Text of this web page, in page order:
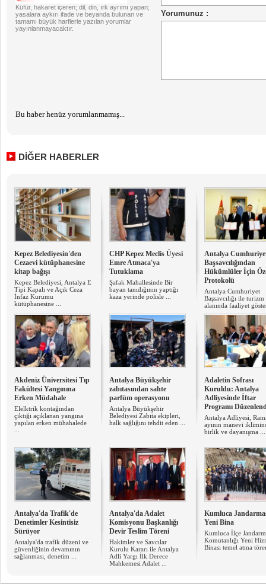
Küfür, hakaret içeren; dil, din, ırk ayrımı yapan;
yasalara aykırı ifade ve beyanda bulunan ve
tamamı büyük harflerle yazılan yorumlar
yayınlanmayacaktır.
Bu haber henüz yorumlanmamış...
DİĞER HABERLER
Kepez Belediyesin'den
Cezaevi kütüphanesine
kitap bağışı
Kepez Belediyesi, Antalya E
Tipi Kapalı ve Açık Ceza
İnfaz Kurumu
kütüphanesine ...
CHP Kepez Meclis Üyesi
Emre Atmaca'ya
Tutuklama
Şafak Mahallesinde Bir
bayan tanıdığının yaptığı
kaza yerinde polisle ...
Antalya
Başsavcılığından
Hükümlüler İçin
Protokolü
Antalya Cumhuriyet
Başsavcılığı ile turizm
alanında faaliyet
Akdeniz Üniversitesi Tıp
Fakültesi Yangınına
Erken Müdahale
Elelktrik kontağından
çıktığı açıklanan yangına
yapılan erken mühahalede
Antalya Büyükşehir
zabıtasından sahte
parfüm operasyonu
Antalya Büyükşehir
Belediyesi Zabıta ekipleri,
halk sağlığını tehdit eden ...
Adaletin Sofrası
Kuruldu: Antalya
Adliyesinde İftar
Programı
Antalya Adliyesi,
ayının manevi
birlik ve dayanışma ...
Antalya'da Trafik'de
Denetimler Kesintisiz
Sürüyor
Antalya'da trafik düzeni ve
güvenliğinin devamının
sağlanması, denetim ...
Antalya'da Adalet
Komisyonu Başkanlığı
Devir Teslim Töreni
Hakimler ve Savcılar
Kurulu Kararı ile Antalya
Adli Yargı İlk Derece
Mahkemesi Adalet ...
Kumluca
Yeni Bina
Kumluca İlçe
Komutanlığı Yeni
Binası temel atma